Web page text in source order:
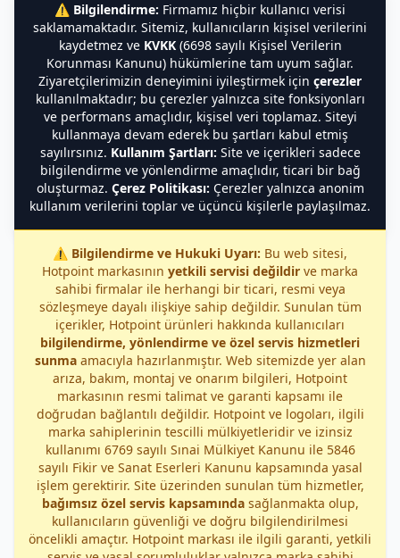
⚠️ Bilgilendirme: Firmamız hiçbir kullanıcı verisi
saklamamaktadır. Sitemiz, kullanıcıların kişisel verilerini
kaydetmez ve KVKK(6698 sayılı Kişisel Verilerin
Korunması Kanunu) hükümlerine tam uyum sağlar.
Ziyaretçilerimizin deneyimini iyileştirmek için çerezler
kullanılmaktadır; bu çerezler yalnızca site fonksiyonları
ve performans amaçlıdır, kişisel veri toplamaz. Siteyi
kullanmaya devam ederek bu şartları kabul etmiş
sayılırsınız. Kullanım Şartları: Site ve içerikleri sadece
bilgilendirme ve yönlendirme amaçlıdır, ticari bir bağ
oluşturmaz. Çerez Politikası: Çerezler yalnızca anonim
kullanım verilerini toplar ve üçüncü kişilerle paylaşılmaz.
⚠️ Bilgilendirme ve Hukuki Uyarı: Bu web sitesi,
Hotpoint markasının yetkili servisi değildir ve marka
sahibi firmalar ile herhangi bir ticari, resmi veya
sözleşmeye dayalı ilişkiye sahip değildir. Sunulan tüm
içerikler, Hotpoint ürünleri hakkında kullanıcıları
bilgilendirme, yönlendirme ve özel servis hizmetleri
sunmaamacıyla hazırlanmıştır. Web sitemizde yer alan
arıza, bakım, montaj ve onarım bilgileri, Hotpoint
markasının resmi talimat ve garanti kapsamı ile
doğrudan bağlantılı değildir. Hotpoint ve logoları, ilgili
marka sahiplerinin tescilli mülkiyetleridir ve izinsiz
kullanımı 6769 sayılı Sınai Mülkiyet Kanunu ile 5846
sayılı Fikir ve Sanat Eserleri Kanunu kapsamında yasal
işlem gerektirir. Site üzerinden sunulan tüm hizmetler,
bağımsız özel servis kapsamındasağlanmakta olup,
kullanıcıların güvenliği ve doğru bilgilendirilmesi
öncelikli amaçtır. Hotpoint markası ile ilgili garanti, yetkili